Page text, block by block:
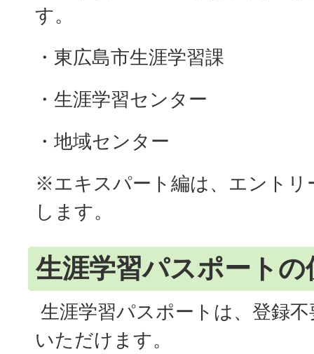
す。
・東広島市生涯学習課
・生涯学習センター
・地域センター
※エキスパート編は、エントリ
します。
生涯学習パスポートの
生涯学習パスポートは、登録
いただけます。